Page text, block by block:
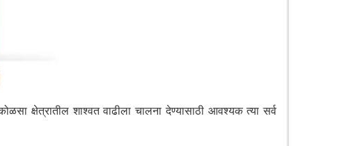
क्षेत्रातील शाश्वत वाढीला चालना देण्यासाठी आवश्यक त्या सर्व